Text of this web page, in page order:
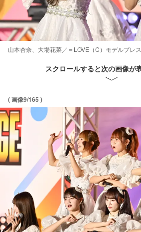
山本杏奈、大場花菜／＝LOVE（C）モデルプレス
スクロールすると次の画像が
( 画像9/165 )